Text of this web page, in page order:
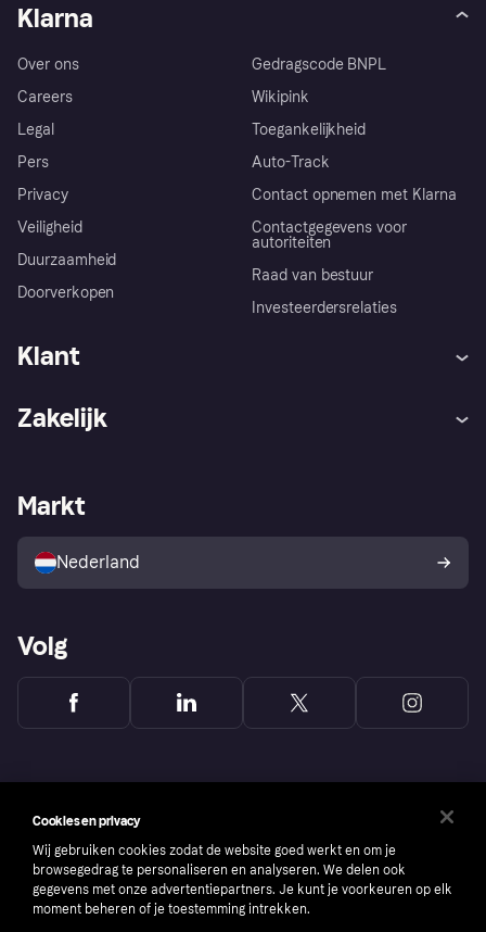
Klarna
Over ons
Careers
Legal
Pers
Privacy
Veiligheid
Duurzaamheid
Doorverkopen
Gedragscode BNPL
Wikipink
Toegankelijkheid
Auto-Track
Contact opnemen met Klarna
Contactgegevens voor
autoriteiten
Raad van bestuur
Investeerdersrelaties
Klant
Winkeloverzicht
Kopersbescherming voor
consumenten
Zakelijk
Zakelijke login
Markt
Nederland
Volg
Cookies en privacy
Wij gebruiken cookies zodat de website goed werkt en om je
browsegedrag te personaliseren en analyseren. We delen ook
gegevens met onze advertentiepartners. Je kunt je voorkeuren op elk
moment beheren of je toestemming intrekken.